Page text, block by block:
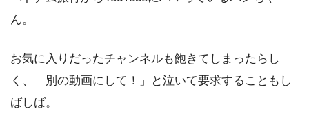
ん。
お気に入りだったチャンネルも飽きてしまったらし
く、「別の動画にして！」と泣いて要求することもし
ばしば。